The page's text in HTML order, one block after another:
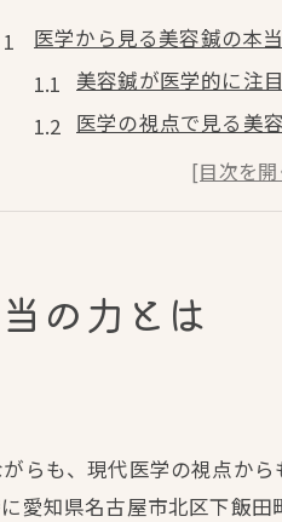
医学から見る美容鍼の本
美容鍼が医学的に注
医学の視点で見る美
美容鍼と現代医学の
専門家が解説する美
美容鍼で叶う美肌への第一
美容鍼で始める美肌
美容鍼施術が導く理
美容鍼による美肌効
の力とは
らも、現代医学の視点か
愛知県名古屋市北区下飯